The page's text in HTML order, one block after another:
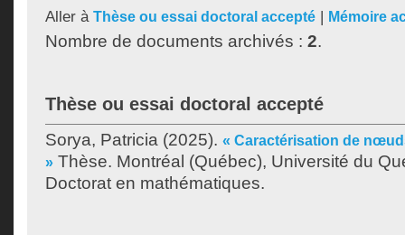
Aller à Thèse ou essai doctoral accepté | Mémoire
Nombre de documents archivés : 2.
Thèse ou essai doctoral accepté
Sorya, Patricia (2025). « Caractérisation de
» Thèse. Montréal (Québec), Université du
Doctorat en mathématiques.